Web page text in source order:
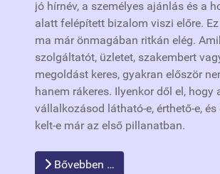
jó hírnév, a személyes ajánlás és a
alatt felépített bizalom viszi előre.
ma már önmagában ritkán elég.
szolgáltatót, üzletet, szakembert
megoldást keres, gyakran először
hanem rákeres. Ilyenkor dől el, hogy
vállalkozásod látható-e, érthető-e,
kelt-e már az első pillanatban.
Bővebben …